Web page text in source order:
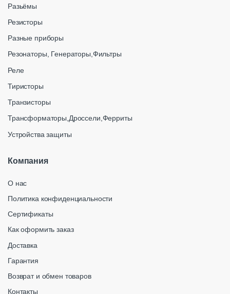
Разьёмы
Резисторы
Разные приборы
Резонаторы, Генераторы,Фильтры
Реле
Тиристоры
Транзисторы
Трансформаторы,Дроссели,Ферриты
Устройства защиты
Компания
О нас
Политика конфиденциальности
Сертификаты
Как оформить заказ
Доставка
Гарантия
Возврат и обмен товаров
Контакты